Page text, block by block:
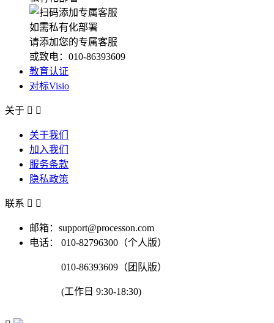
如需私有化部署
请添加您的专属客服
或致电：010-86393609
教育认证
对标Visio
关于  
关于我们
加入我们
服务条款
隐私政策
联系  
邮箱：support@processon.com
电话：
010-82796300（个人版）
010-86393609（团队版）
(工作日 9:30-18:30)